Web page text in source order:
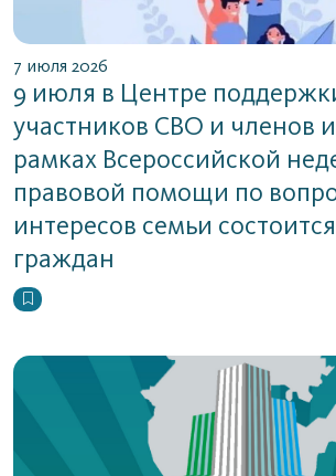
7 июля 2026
9 июля в Центре
участников СВО и членов
рамках Всероссийской
правовой помощи по
интересов семьи
граждан